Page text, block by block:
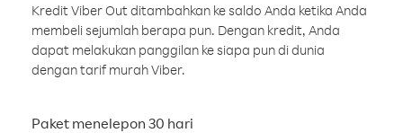
Kredit Viber Out ditambahkan ke saldo Anda ketika Anda
membeli sejumlah berapa pun. Dengan kredit, Anda
dapat melakukan panggilan ke siapa pun di dunia
dengan tarif murah Viber.
Paket menelepon 30 hari